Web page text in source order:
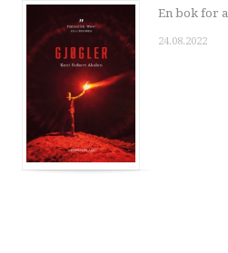
En bok for
24.08.2022